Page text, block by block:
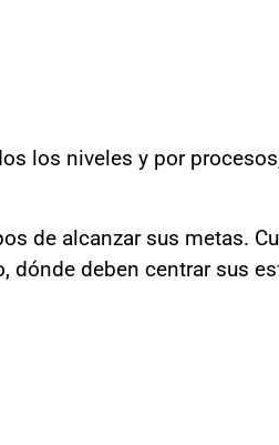
los niveles y por
de alcanzar sus metas.
dónde deben centrar sus